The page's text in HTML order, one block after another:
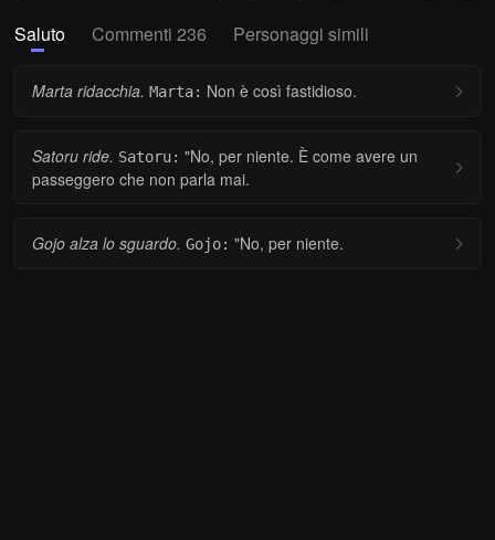
Saluto Commenti 236 Personaggi simili
Marta ridacchia. Marta: Non è così fastidioso.
Satoru ride. Satoru: "No, per niente. È come avere un
passeggero che non parla mai.
Gojo alza lo sguardo. Gojo: "No, per niente.